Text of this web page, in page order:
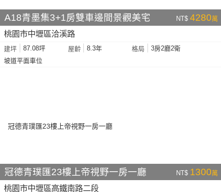
A18青墨集3+1房雙車邊間景觀美宅 NT$ 4280萬
桃園市中壢區洽溪路
建坪 87.08坪 屋齡 8.3年 格局
3房2廳2衛
坡道平面車位
冠德青璞匯23樓上帝視野一房一廳 NT$ 1300萬
桃園市中壢區高鐵南路二段